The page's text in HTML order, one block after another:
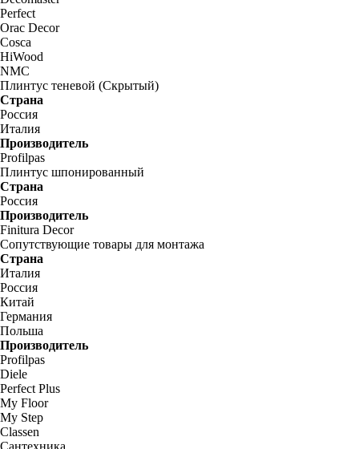
Perfect
Orac Decor
Cosca
HiWood
NMC
Плинтус теневой (Скрытый)
Страна
Россия
Италия
Производитель
Profilpas
Плинтус шпонированный
Страна
Россия
Производитель
Finitura Decor
Сопутствующие товары для монтажа
Страна
Италия
Россия
Китай
Германия
Польша
Производитель
Profilpas
Diele
Perfect Plus
My Floor
My Step
Classen
Сантехника